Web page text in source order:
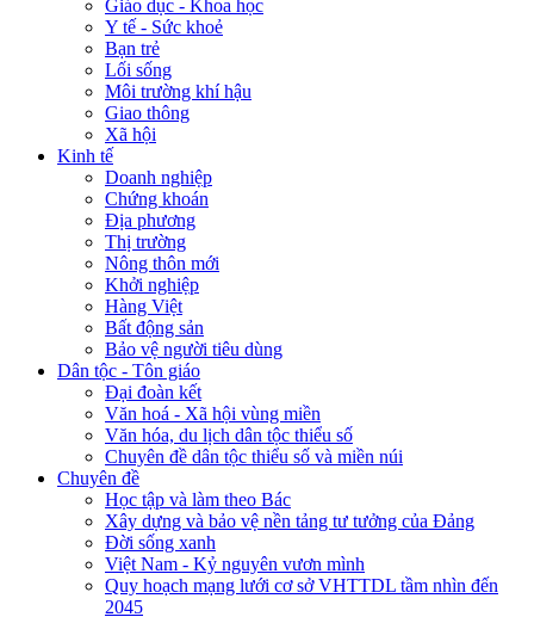
Giáo dục - Khoa học
Y tế - Sức khoẻ
Bạn trẻ
Lối sống
Môi trường khí hậu
Giao thông
Xã hội
Kinh tế
Doanh nghiệp
Chứng khoán
Địa phương
Thị trường
Nông thôn mới
Khởi nghiệp
Hàng Việt
Bất động sản
Bảo vệ người tiêu dùng
Dân tộc - Tôn giáo
Đại đoàn kết
Văn hoá - Xã hội vùng miền
Văn hóa, du lịch dân tộc thiểu số
Chuyên đề dân tộc thiểu số và miền núi
Chuyên đề
Học tập và làm theo Bác
Xây dựng và bảo vệ nền tảng tư tưởng của Đảng
Đời sống xanh
Việt Nam - Kỷ nguyên vươn mình
Quy hoạch mạng lưới cơ sở VHTTDL tầm nhìn đến
2045